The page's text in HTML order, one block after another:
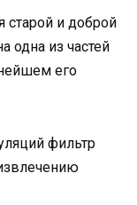
старой и доброй
одна из частей
его
фильтр